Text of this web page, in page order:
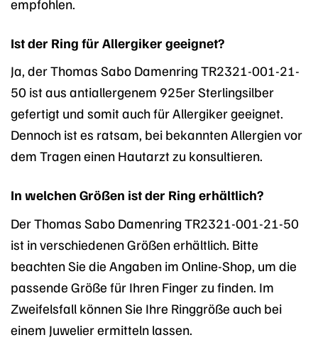
Ist der Ring für Allergiker geeignet?
Ja, der Thomas Sabo Damenring TR2321-001-21-
50 ist aus antiallergenem 925er Sterlingsilber
gefertigt und somit auch für Allergiker geeignet.
Dennoch ist es ratsam, bei bekannten Allergien vor
dem Tragen einen Hautarzt zu konsultieren.
In welchen Größen ist der Ring erhältlich?
Der Thomas Sabo Damenring TR2321-001-21-50
ist in verschiedenen Größen erhältlich. Bitte
beachten Sie die Angaben im Online-Shop, um die
passende Größe für Ihren Finger zu finden. Im
Zweifelsfall können Sie Ihre Ringgröße auch bei
einem Juwelier ermitteln lassen.